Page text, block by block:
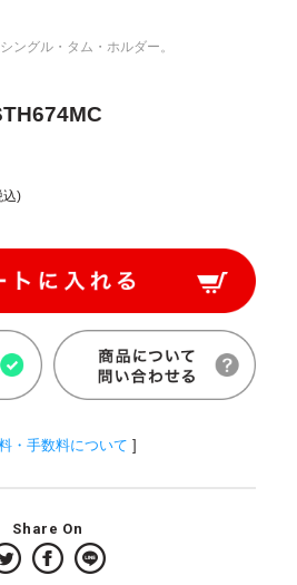
ングル・タム・ホルダー。
込)
・手数料について ]
Share On